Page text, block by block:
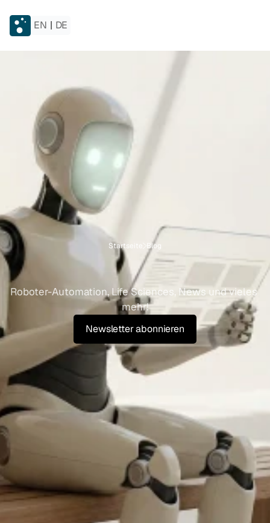
EN | DE
Startseite Blog
u om ation Blog
Roboter-Automation, Life Sciences, News und vieles
mehr!
Newsletter abonnieren